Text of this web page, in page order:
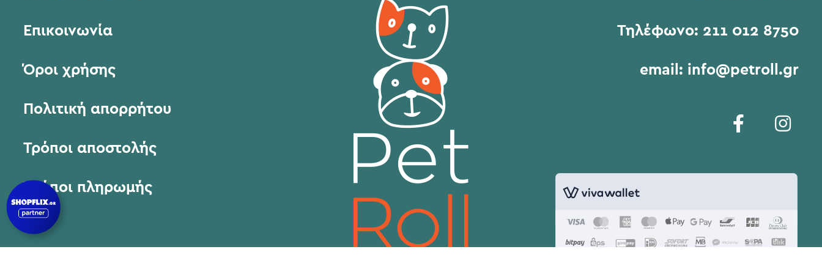
Επικοινωνία
Όροι χρήσης
Πολιτική απορρήτου
Τρόποι αποστολής
Τρόποι πληρωμής
Τηλέφωνο: 211 012 8750
email: info@petroll.gr